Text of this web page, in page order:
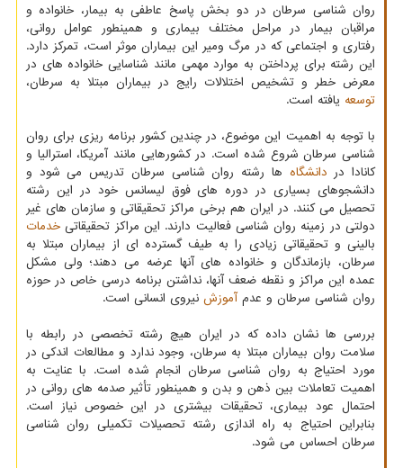
روان شناسی سرطان در دو بخش پاسخ عاطفی به بیمار، خانواده و
مراقبان بیمار در مراحل مختلف بیماری و همینطور عوامل روانی،
رفتاری و اجتماعی که در مرگ ومیر این بیماران موثر است، تمرکز دارد.
این رشته برای پرداختن به موارد مهمی مانند شناسایی خانواده های در
معرض خطر و تشخیص اختلالات رایج در بیماران مبتلا به سرطان،
توسعه یافته است.
با توجه به اهمیت این موضوع، در چندین کشور برنامه ریزی برای روان
شناسی سرطان شروع شده است. در کشورهایی مانند آمریکا، استرالیا و
کانادا در دانشگاه ها رشته روان شناسی سرطان تدریس می شود و
دانشجوهای بسیاری در دوره های فوق لیسانس خود در این رشته
تحصیل می کنند. در ایران هم برخی مراکز تحقیقاتی و سازمان های غیر
دولتی در زمینه روان شناسی فعالیت دارند. این مراکز تحقیقاتی خدمات
بالینی و تحقیقاتی زیادی را به طیف گسترده ای از بیماران مبتلا به
سرطان، بازماندگان و خانواده های آنها عرضه می دهند؛ ولی مشکل
عمده این مراکز و نقطه ضعف آنها، نداشتن برنامه درسی خاص در حوزه
روان شناسی سرطان و عدمآموزش نیروی انسانی است.
بررسی ها نشان داده که در ایران هیچ رشته تخصصی در رابطه با
سلامت روان بیماران مبتلا به سرطان، وجود ندارد و مطالعات اندکی در
مورد احتیاج به روان شناسی سرطان انجام شده است. با عنایت به
اهمیت تعاملات بین ذهن و بدن و همینطور تأثیر صدمه های روانی در
احتمال عود بیماری، تحقیقات بیشتری در این خصوص نیاز است.
بنابراین احتیاج به راه اندازی رشته تحصیلات تکمیلی روان شناسی
سرطان احساس می شود.